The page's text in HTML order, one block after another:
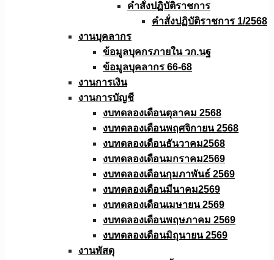
คำสั่งปฏิบัติราชการ
คำสั่งปฏิบัติราชการ 1/2568
งานบุคลากร
ข้อมูลบุคกรภายใน วก.นฐ
ข้อมูลบุคลากร 66-68
งานการเงิน
งานการบัญชี
งบทดลองเดือนตุลาคม 2568
งบทดลองเดือนพฤศจิกายน 2568
งบทดลองเดือนธันวาคม2568
งบทดลองเดือนมกราคม2569
งบทดลองเดือนกุมภาพันธ์ 2569
งบทดลองเดือนมีนาคม2569
งบทดลองเดือนเมษายน 2569
งบทดลองเดือนพฤษภาคม 2569
งบทดลองเดือนมิถุนายน 2569
งานพัสดุ